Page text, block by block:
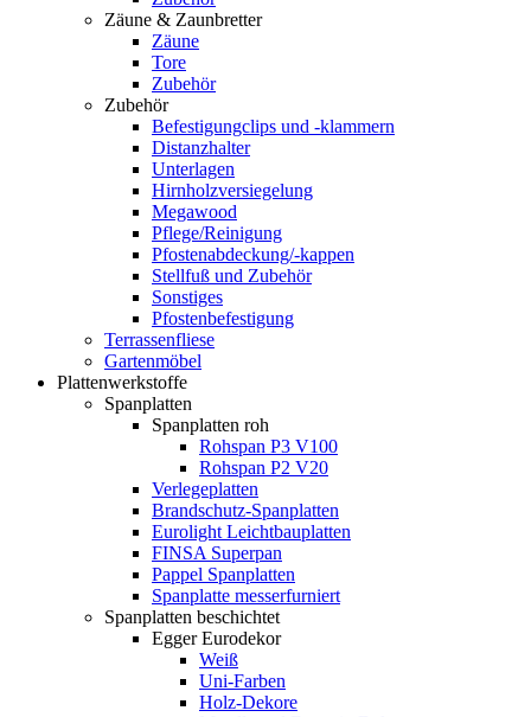
Zäune & Zaunbretter
Zäune
Tore
Zubehör
Zubehör
Befestigungclips und -klammern
Distanzhalter
Unterlagen
Hirnholzversiegelung
Megawood
Pflege/Reinigung
Pfostenabdeckung/-kappen
Stellfuß und Zubehör
Sonstiges
Pfostenbefestigung
Terrassenfliese
Gartenmöbel
Plattenwerkstoffe
Spanplatten
Spanplatten roh
Rohspan P3 V100
Rohspan P2 V20
Verlegeplatten
Brandschutz-Spanplatten
Eurolight Leichtbauplatten
FINSA Superpan
Pappel Spanplatten
Spanplatte messerfurniert
Spanplatten beschichtet
Egger Eurodekor
Weiß
Uni-Farben
Holz-Dekore